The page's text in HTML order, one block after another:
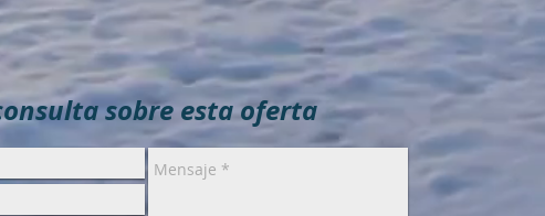
sobre esta oferta